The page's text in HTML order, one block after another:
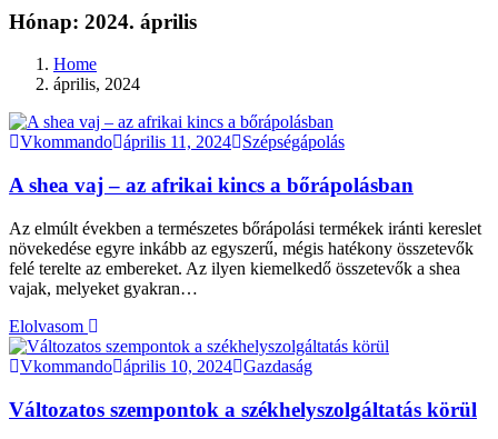
Hónap: 2024. április
Home
április, 2024
Vkommando április 11, 2024 Szépségápolás
A shea vaj – az afrikai kincs a bőrápolásban
Az elmúlt években a természetes bőrápolási termékek iránti kereslet
növekedése egyre inkább az egyszerű, mégis hatékony összetevők
felé terelte az embereket. Az ilyen kiemelkedő összetevők a shea
vajak, melyeket gyakran…
Elolvasom
Vkommando április 10, 2024 Gazdaság
Változatos szempontok a székhelyszolgáltatás körül